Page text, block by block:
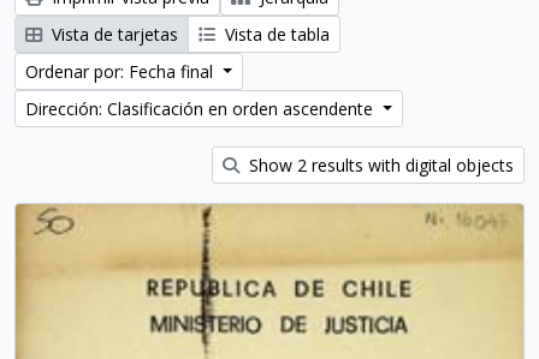
Vista de tarjetas
Vista de tabla
Ordenar por: Fecha final
Dirección: Clasificación en orden ascendente
Show 2 results with digital objects